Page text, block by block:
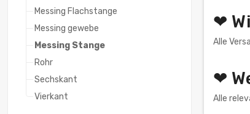
Messing Flachstange
Messing gewebe
Messing Stange
Rohr
Sechskant
Vierkant
❤
Alle
❤
Alle